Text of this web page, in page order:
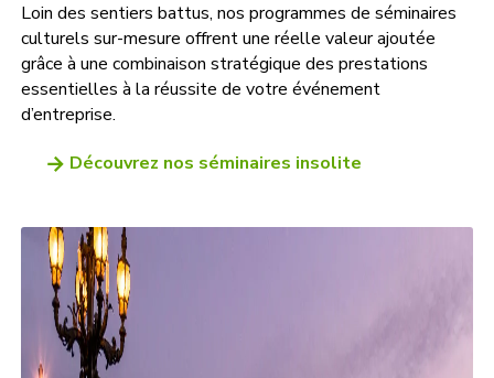
Loin des sentiers battus, nos programmes de séminaires
culturels sur-mesure offrent une réelle valeur ajoutée
grâce à une combinaison stratégique des prestations
essentielles à la réussite de votre événement
d’entreprise.
Découvrez nos séminaires insolite